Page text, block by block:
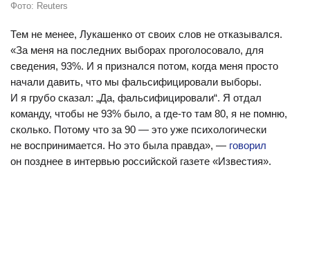
Фото: Reuters
Тем не менее, Лукашенко от своих слов не отказывался.
«За меня на последних выборах проголосовало, для
сведения, 93%. И я признался потом, когда меня просто
начали давить, что мы фальсифицировали выборы.
И я грубо сказал: „Да, фальсифицировали“. Я отдал
команду, чтобы не 93% было, а где-то там 80, я не помню,
сколько. Потому что за 90 — это уже психологически
не воспринимается. Но это была правда», — говорил
он позднее в интервью российской газете «Известия».